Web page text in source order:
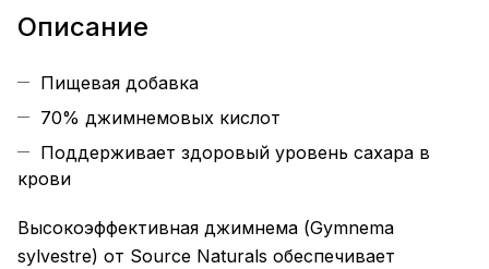
Описание
Пищевая добавка
70% джимнемовых кислот
Поддерживает здоровый уровень сахара в
крови
Высокоэффективная джимнема (Gymnema
sylvestre) от Source Naturals обеспечивает